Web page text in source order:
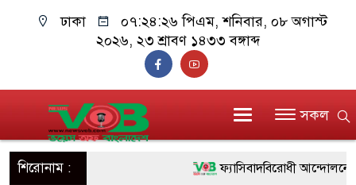
ঢাকা ০৭:২৪:২৭ পিএম, শনিবার, ০৮ অগাস্ট
২০২৬, ২৩ শ্রাবণ ১৪৩৩ বঙ্গাব্দ
সকল
শিরোনাম : ফ্যাসিবাদবিরোধী আন্দোলনে